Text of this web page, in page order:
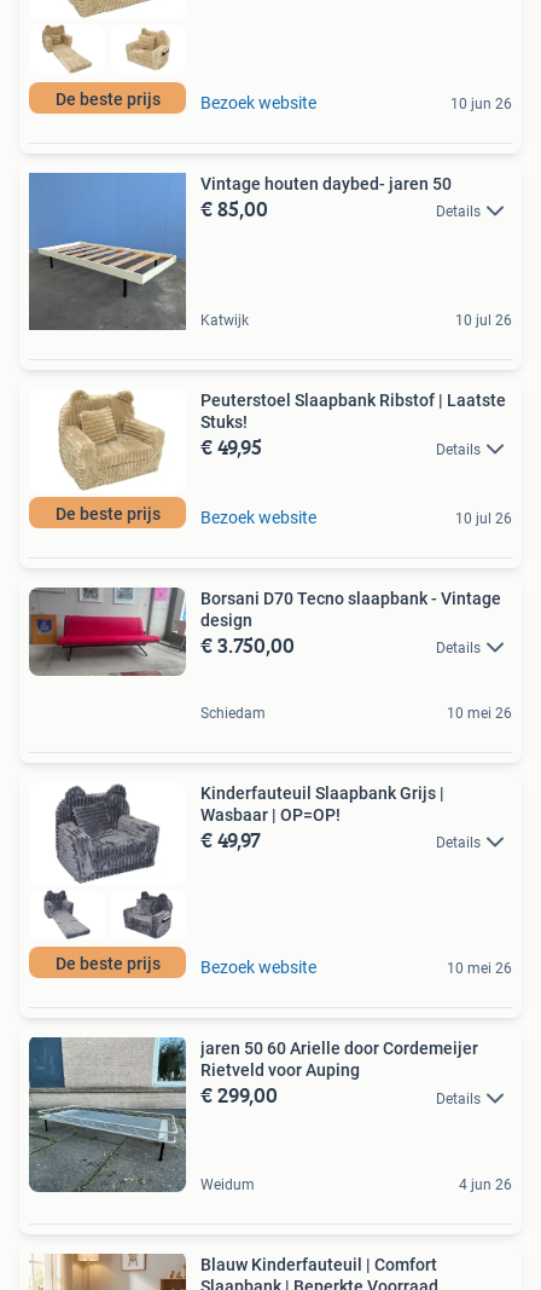
De beste prijs Bezoek website 10 jun 26
Vintage houten daybed- jaren 50
€ 85,00 Details
Katwijk 10 jul 26
De beste prijs
Peuterstoel Slaapbank Ribstof | Laatste
Stuks!
€ 49,95 Details
Bezoek website 10 jul 26
Borsani D70 Tecno slaapbank - Vintage
design
€ 3.750,00 Details
Schiedam 10 mei 26
De beste prijs
Kinderfauteuil Slaapbank Grijs |
Wasbaar | OP=OP!
€ 49,97 Details
Bezoek website 10 mei 26
jaren 50 60 Arielle door Cordemeijer
Rietveld voor Auping
€ 299,00 Details
Weidum 4 jun 26
Blauw Kinderfauteuil | Comfort